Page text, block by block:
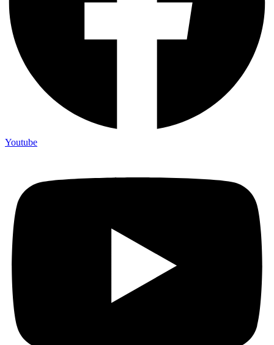
Youtube